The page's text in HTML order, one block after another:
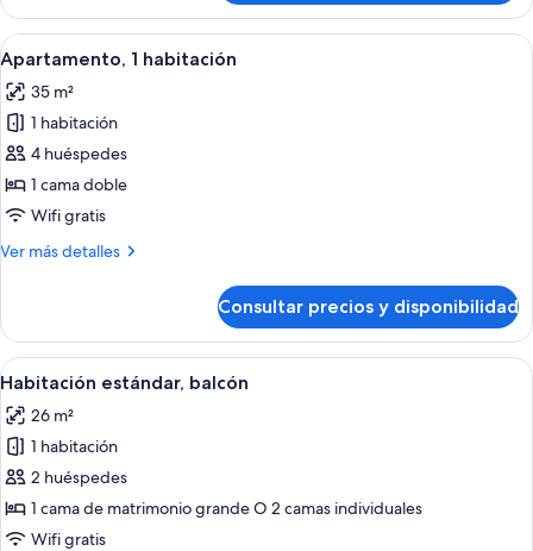
Rooms)
2
habitaciones,
vistas
mar
(Connecting
Double
Rooms)
Abrir
todas
las
fotos
de
Apartamento,
1
Una cocina moderna con gabinetes
5
Apartamento, 1 habitación
35 m²
1 habitación
4 huéspedes
1 cama doble
Wifi gratis
Ver más detalles
Más
1
habitación
Consultar precios y disponibilidad
Abrir
todas
las
fotos
de
Habitación
estándar,
Una habitación de hotel con cama,
6
Habitación estándar, balcón
26 m²
1 habitación
2 huéspedes
1 cama de matrimonio grande O 2 camas individuales
Wifi gratis